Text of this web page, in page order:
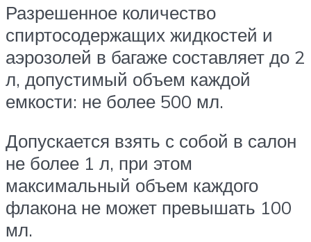
Разрешенное количество
спиртосодержащих жидкостей и
аэрозолей в багаже составляет до 2
л, допустимый объем каждой
емкости: не более 500 мл.
Допускается взять с собой в салон
не более 1 л, при этом
максимальный объем каждого
флакона не может превышать 100
мл.